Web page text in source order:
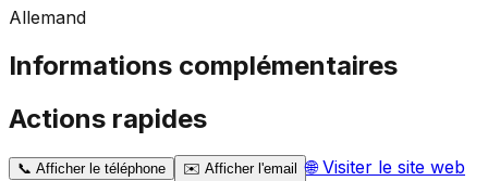
Allemand
Informations complémentaires
Actions rapides
📞 Afficher le téléphone ✉️ Afficher l'email 🌐Visiter le site web